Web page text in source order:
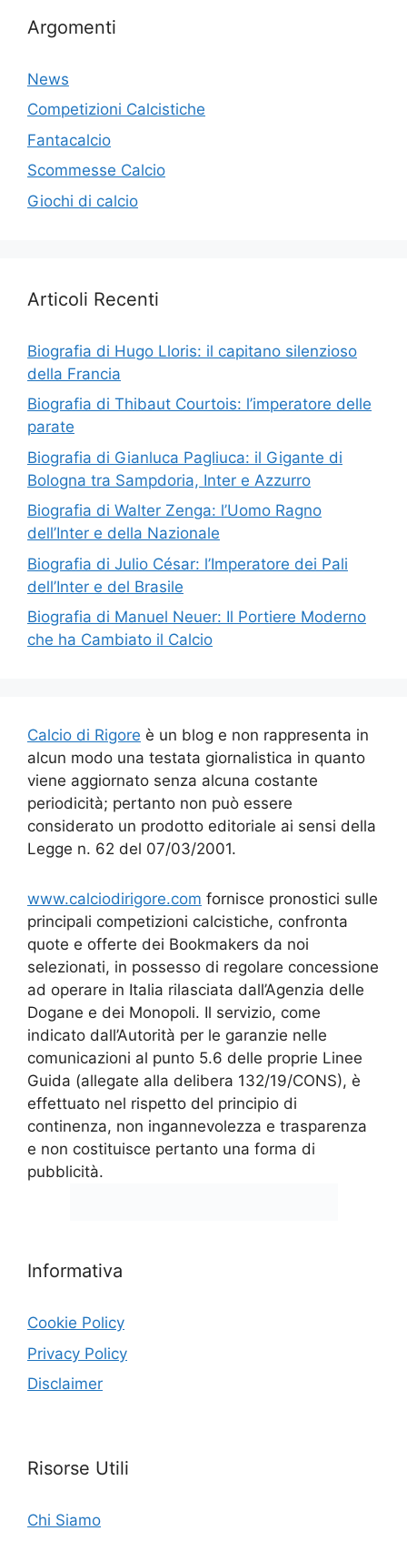
Argomenti
News
Competizioni Calcistiche
Fantacalcio
Scommesse Calcio
Giochi di calcio
Articoli Recenti
Biografia di Hugo Lloris: il capitano silenzioso
della Francia
Biografia di Thibaut Courtois: l’imperatore delle
parate
Biografia di Gianluca Pagliuca: il Gigante di
Bologna tra Sampdoria, Inter e Azzurro
Biografia di Walter Zenga: l’Uomo Ragno
dell’Inter e della Nazionale
Biografia di Julio César: l’Imperatore dei Pali
dell’Inter e del Brasile
Biografia di Manuel Neuer: Il Portiere Moderno
che ha Cambiato il Calcio
Calcio di Rigore è un blog e non rappresenta in
alcun modo una testata giornalistica in quanto
viene aggiornato senza alcuna costante
periodicità; pertanto non può essere
considerato un prodotto editoriale ai sensi della
Legge n. 62 del 07/03/2001.
www.calciodirigore.com fornisce pronostici sulle
principali competizioni calcistiche, confronta
quote e offerte dei Bookmakers da noi
selezionati, in possesso di regolare concessione
ad operare in Italia rilasciata dall’Agenzia delle
Dogane e dei Monopoli. Il servizio, come
indicato dall’Autorità per le garanzie nelle
comunicazioni al punto 5.6 delle proprie Linee
Guida (allegate alla delibera 132/19/CONS), è
effettuato nel rispetto del principio di
continenza, non ingannevolezza e trasparenza
e non costituisce pertanto una forma di
pubblicità.
Informativa
Cookie Policy
Privacy Policy
Disclaimer
Risorse Utili
Chi Siamo